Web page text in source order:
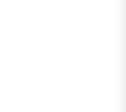
Musik, historie og